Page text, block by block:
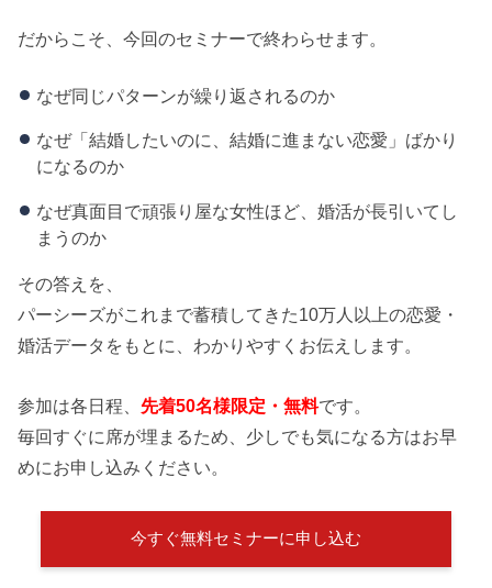
だからこそ、今回のセミナーで終わらせます。
なぜ同じパターンが繰り返されるのか
なぜ「結婚したいのに、結婚に進まない恋愛」ばかり
になるのか
なぜ真面目で頑張り屋な女性ほど、婚活が長引いてし
まうのか
その答えを、
パーシーズがこれまで蓄積してきた10万人以上の恋愛・
婚活データをもとに、わかりやすくお伝えします。
参加は各日程、先着50名様限定・無料です。
毎回すぐに席が埋まるため、少しでも気になる方はお早
めにお申し込みください。
今すぐ無料セミナーに申し込む